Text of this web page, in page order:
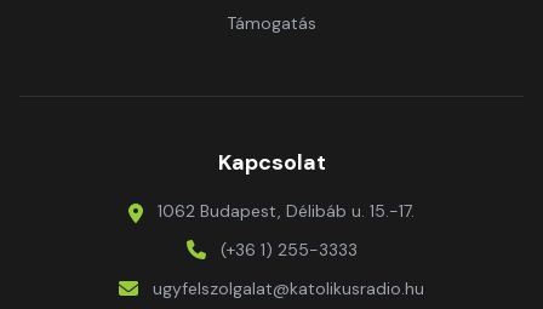
Támogatás
Kapcsolat
1062 Budapest, Délibáb u. 15.-17.
(+36 1) 255-3333
ugyfelszolgalat@katolikusradio.hu